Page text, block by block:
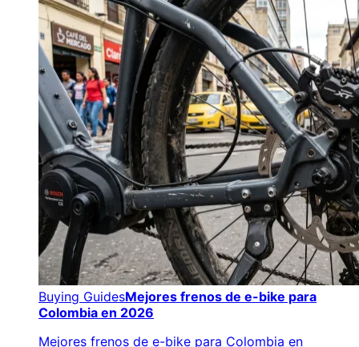
Buying GuidesMejores frenos de e-bike para
Colombia en 2026
Mejores frenos de e-bike para Colombia en